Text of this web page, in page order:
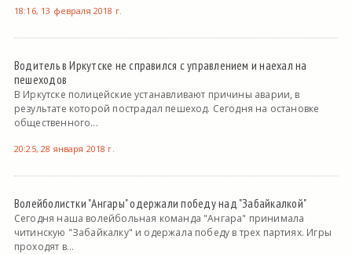
18:16, 13 февраля 2018 г.
Водитель в Иркутске не справился с управлением и наехал на
пешеходов
В Иркутске полицейские устанавливают причины аварии, в
результате которой пострадал пешеход. Сегодня на остановке
общественного...
20:25, 28 января 2018 г.
Волейболистки "Ангары" одержали победу над "Забайкалкой"
Сегодня наша волейбольная команда "Ангара" принимала
читинскую "Забайкалку" и одержала победу в трех партиях. Игры
проходят в...